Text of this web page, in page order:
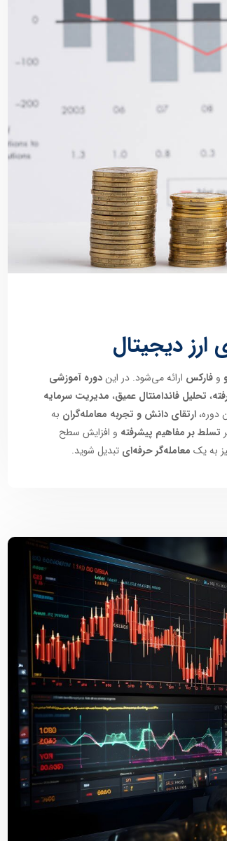
دیجیتال
و فارکس ارائه می‌شود. در ایندوره آموزشی
، تحلیل فاندامنتال عمیق، مدیریت سرمایه
ارتقای دانش و تجربه معامله‌گران به
تسلط بر مفاهیم پیشرفته و افزایش سطح
به یک معامله‌گر حرفه‌ای تبدیل شوید.